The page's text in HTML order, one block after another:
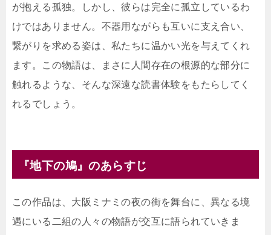
が抱える孤独。しかし、彼らは完全に孤立しているわ
けではありません。不器用ながらも互いに支え合い、
繋がりを求める姿は、私たちに温かい光を与えてくれ
ます。この物語は、まさに人間存在の根源的な部分に
触れるような、そんな深遠な読書体験をもたらしてく
れるでしょう。
『地下の鳩』のあらすじ
この作品は、大阪ミナミの夜の街を舞台に、異なる境
遇にいる二組の人々の物語が交互に語られていきま